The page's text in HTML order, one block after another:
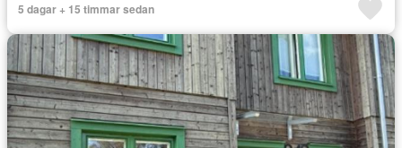
5 dagar + 15 timmar sedan